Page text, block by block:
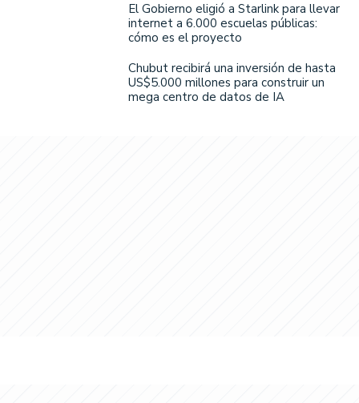
El Gobierno eligió a Starlink para llevar
internet a 6.000 escuelas públicas:
cómo es el proyecto
Chubut recibirá una inversión de hasta
US$5.000 millones para construir un
mega centro de datos de IA